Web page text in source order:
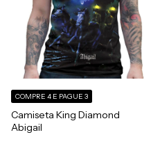
Camiseta King Diamond
Abigail
COMPRE 4 E PAGUE 3